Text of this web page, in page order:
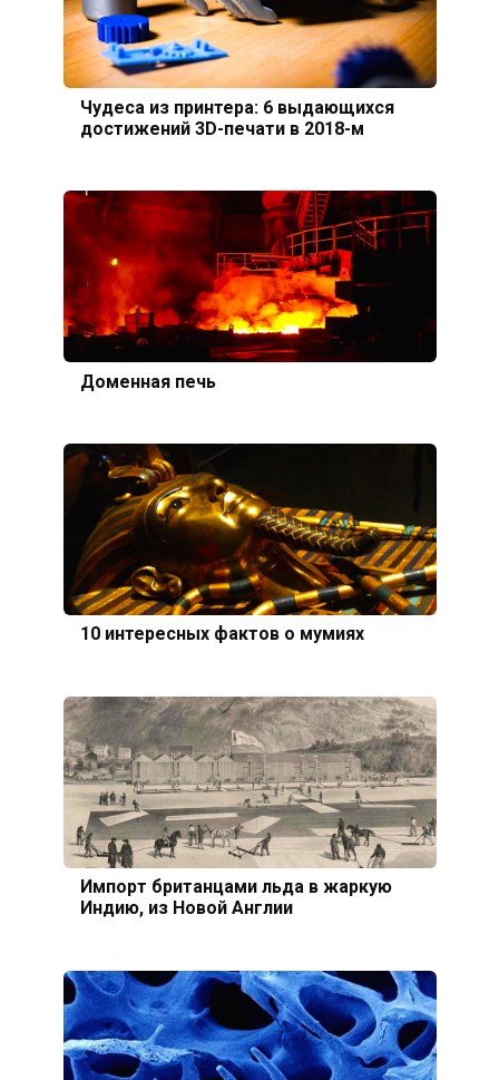
Чудеса из принтера: 6 выдающихся
достижений 3D-печати в 2018-м
Доменная печь
10 интересных фактов о мумиях
Импорт британцами льда в жаркую
Индию, из Новой Англии